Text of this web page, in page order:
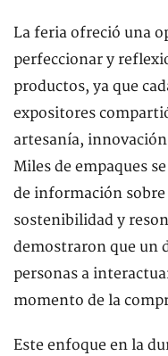
La feria ofreció una
perfeccionar y
productos, ya que
expositores
artesanía,
Miles de empaques
de información
sostenibilidad y
demostraron que un
personas a
momento de la
Este enfoque en la